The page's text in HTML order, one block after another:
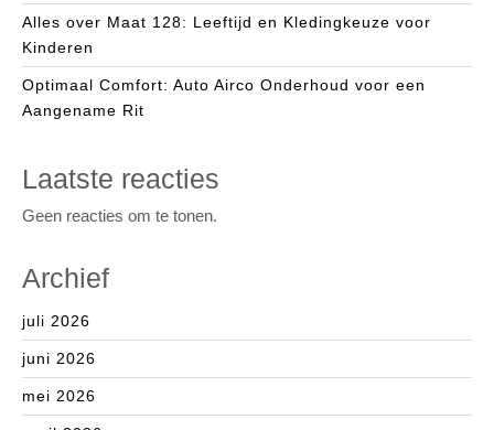
Alles over Maat 128: Leeftijd en Kledingkeuze voor
Kinderen
Optimaal Comfort: Auto Airco Onderhoud voor een
Aangename Rit
Laatste reacties
Geen reacties om te tonen.
Archief
juli 2026
juni 2026
mei 2026